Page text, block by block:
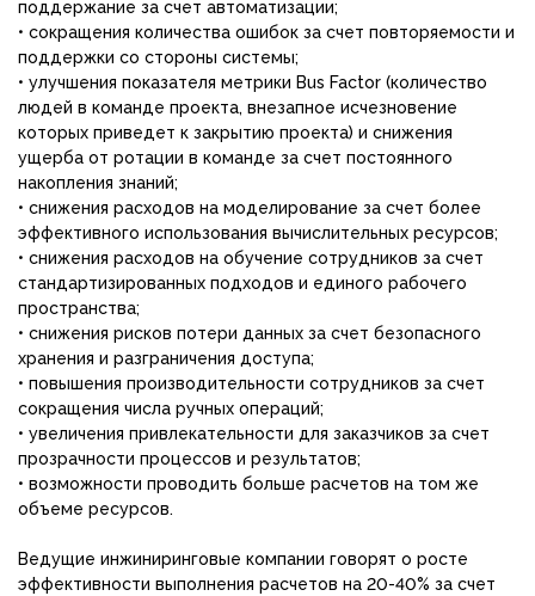
поддержание за счет автоматизации;
• сокращения количества ошибок за счет повторяемости и
поддержки со стороны системы;
• улучшения показателя метрики Bus Factor (количество
людей в команде проекта, внезапное исчезновение
которых приведет к закрытию проекта) и снижения
ущерба от ротации в команде за счет постоянного
накопления знаний;
• снижения расходов на моделирование за счет более
эффективного использования вычислительных ресурсов;
• снижения расходов на обучение сотрудников за счет
стандартизированных подходов и единого рабочего
пространства;
• снижения рисков потери данных за счет безопасного
хранения и разграничения доступа;
• повышения производительности сотрудников за счет
сокращения числа ручных операций;
• увеличения привлекательности для заказчиков за счет
прозрачности процессов и результатов;
• возможности проводить больше расчетов на том же
объеме ресурсов.
Ведущие инжиниринговые компании говорят о росте
эффективности выполнения расчетов на 20-40% за счет